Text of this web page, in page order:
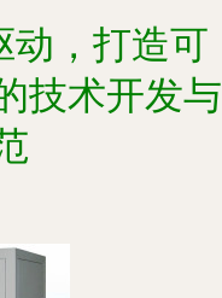
动，打造可
技术开发与